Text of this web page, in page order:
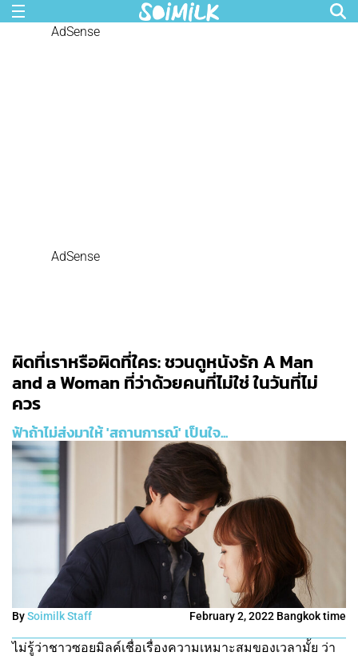
AdSense
AdSense
ผิดที่เราหรือผิดที่ใคร: ชวนดูหนังรัก A Man
and a Woman ที่ว่าด้วยคนที่ไม่ใช่ ในวันที่ไม่
ควร
ฟ้าถ้าไม่ส่งมาให้ 'สถานการณ์' เป็นใจ...
BySoimilk Staff February 2, 2022 Bangkok time
ไม่รู้ว่าชาวซอยมิลค์เชื่อเรื่องความเหมาะสมของเวลามั้ย ว่า